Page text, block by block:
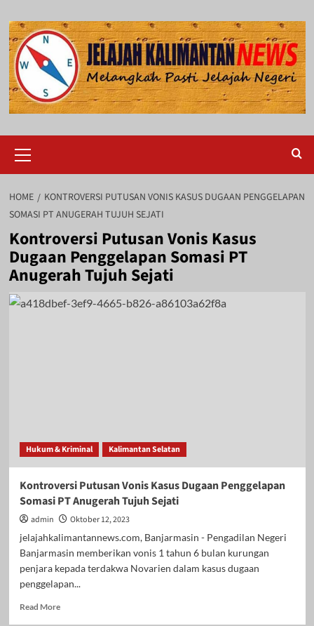
to
content
Menu
HOME
KONTROVERSI PUTUSAN VONIS KASUS DUGAAN PENGGELAPAN
SOMASI PT ANUGERAH TUJUH SEJATI
Kontroversi Putusan Vonis Kasus
Dugaan Penggelapan Somasi PT
Anugerah Tujuh Sejati
Hukum & Kriminal Kalimantan Selatan
Kontroversi Putusan Vonis Kasus Dugaan Penggelapan
Somasi PT Anugerah Tujuh Sejati
admin
Oktober 12, 2023
jelajahkalimantannews.com, Banjarmasin - Pengadilan Negeri
Banjarmasin memberikan vonis 1 tahun 6 bulan kurungan
penjara kepada terdakwa Novarien dalam kasus dugaan
penggelapan...
Read MoreRead